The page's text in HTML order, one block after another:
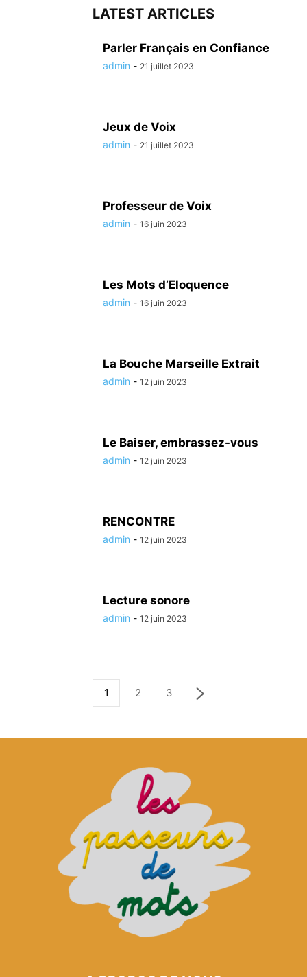
LATEST ARTICLES
Parler Français en Confiance
admin - 21 juillet 2023
Jeux de Voix
admin - 21 juillet 2023
Professeur de Voix
admin - 16 juin 2023
Les Mots d’Eloquence
admin - 16 juin 2023
La Bouche Marseille Extrait
admin - 12 juin 2023
Le Baiser, embrassez-vous
admin - 12 juin 2023
RENCONTRE
admin - 12 juin 2023
Lecture sonore
admin - 12 juin 2023
1 2 3